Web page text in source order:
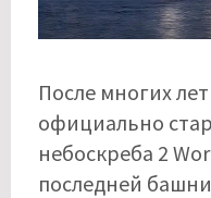
После многих
официально
небоскреба 2
последней